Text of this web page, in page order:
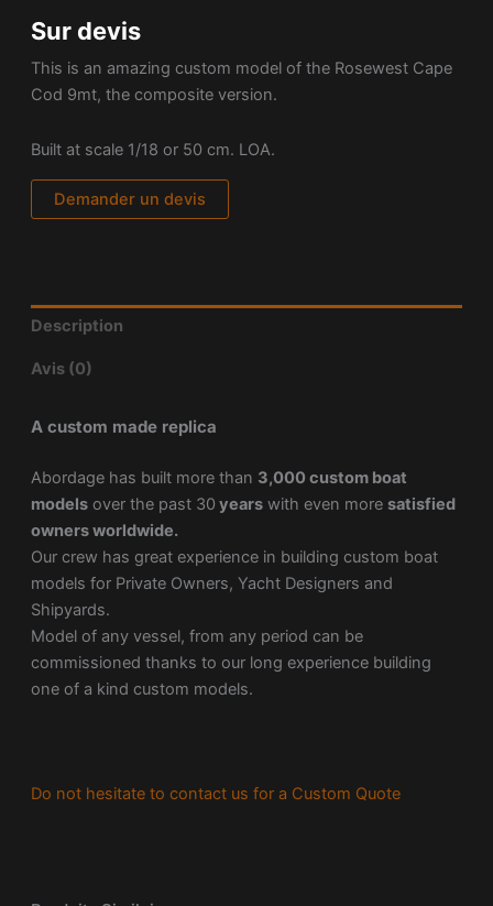
Sur devis
This is an amazing custom model of the Rosewest Cape
Cod 9mt, the composite version.
Built at scale 1/18 or 50 cm. LOA.
Demander un devis
Description
Avis (0)
A custom made replica
Abordage has built more than 3,000 custom boat
modelsover the past 30 yearswith even more satisfied
owners worldwide.
Our crew has great experience in building custom boat
models for Private Owners, Yacht Designers and
Shipyards.
Model of any vessel, from any period can be
commissioned thanks to our long experience building
one of a kind custom models.
Do not hesitate to contact us for a Custom Quote